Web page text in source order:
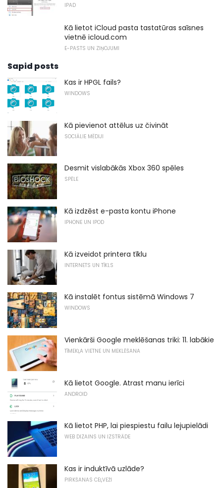
IPAD
Kā lietot iCloud pasta tastatūras saīsnes
vietnē icloud.com
E-PASTS UN ZIŅOJUMI
Sapid posts
Kas ir HPGL fails?
WINDOWS
Kā pievienot attēlus uz čivināt
SOCIĀLIE MĒDIJI
Desmit vislabākās Xbox 360 spēles
SPĒLE
Kā izdzēst e-pasta kontu iPhone
IPHONE UN IPOD
Kā izveidot printera tīklu
INTERNETS UN TĪKLS
Kā instalēt fontus sistēmā Windows 7
WINDOWS
Vienkārši Google meklēšanas triki: 11. labākie
TĪMEKĻA VIETNE UN MEKLĒŠANA
Kā lietot Google. Atrast manu ierīci
ANDROID
Kā lietot PHP, lai piespiestu failu lejupielādi
WEB DIZAINS UN IZSTRĀDE
Kas ir induktīvā uzlāde?
PIRKŠANAS CEĻVEŽI